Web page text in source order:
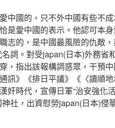
中國的，只不外中國有些不
是愛中國的表示。他認可本
志的，是中國最風險的仇敵
詞。對受japan(日本)外務
，指出該報構詞惑眾，干預
訊》《排日平議》《〈讀順
奸時代，宣傳日軍“治安強化
社，出資慰勞japan(日本)